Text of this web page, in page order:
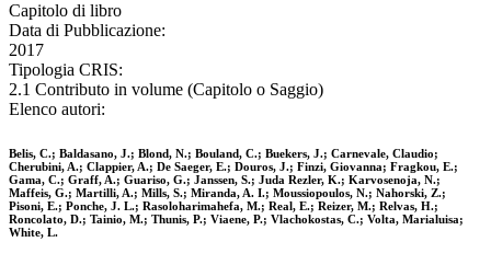
Capitolo di libro
Data di Pubblicazione:
2017
Tipologia CRIS:
2.1 Contributo in volume (Capitolo o Saggio)
Elenco autori:
Belis, C.; Baldasano, J.; Blond, N.; Bouland, C.; Buekers, J.; Carnevale, Claudio;
Cherubini, A.; Clappier, A.; De Saeger, E.; Douros, J.; Finzi, Giovanna; Fragkou, E.;
Gama, C.; Graff, A.; Guariso, G.; Janssen, S.; Juda Rezler, K.; Karvosenoja, N.;
Maffeis, G.; Martilli, A.; Mills, S.; Miranda, A. I.; Moussiopoulos, N.; Nahorski, Z.;
Pisoni, E.; Ponche, J. L.; Rasoloharimahefa, M.; Real, E.; Reizer, M.; Relvas, H.;
Roncolato, D.; Tainio, M.; Thunis, P.; Viaene, P.; Vlachokostas, C.; Volta, Marialuisa;
White, L.